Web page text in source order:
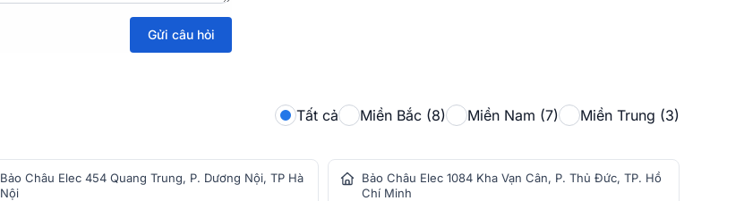
Gửi câu hỏi
Tất cả Miền Bắc (8) Miền Nam (7) Miền Trung (3)
Bảo Châu Elec 454 Quang Trung, P. Dương Nội, TP Hà
Nội
Bảo Châu Elec 1084 Kha Vạn Cân, P. Thủ Đức, TP. Hồ
Chí Minh